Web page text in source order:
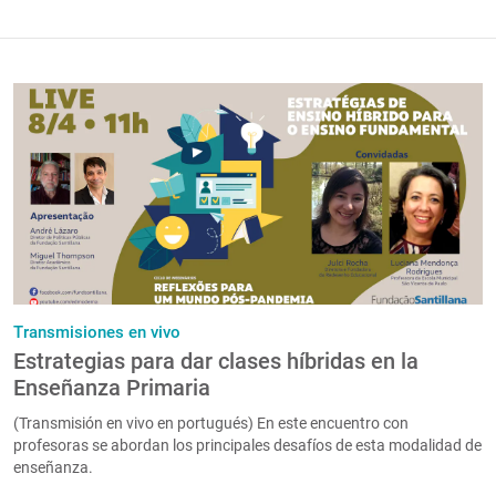
Transmisiones en vivo
Estrategias para dar clases híbridas en la
Enseñanza Primaria
(Transmisión en vivo en portugués) En este encuentro con
profesoras se abordan los principales desafíos de esta modalidad de
enseñanza.